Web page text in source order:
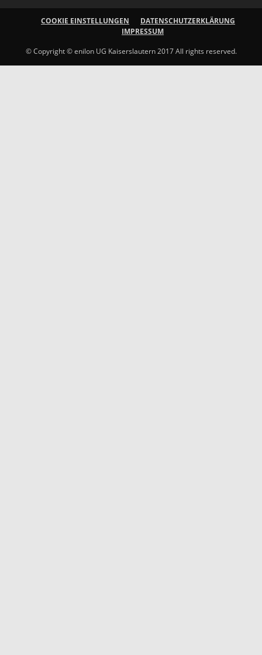
COOKIE EINSTELLUNGEN
DATENSCHUTZERKLÄRUNG
IMPRESSUM
© Copyright © enilon UG Kaiserslautern 2017 All rights reserved.